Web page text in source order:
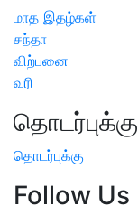
மாத இதழ்கள்
சந்தா
விற்பனை
வரி
தொடர்புக்கு
தொடர்புக்கு
Follow Us